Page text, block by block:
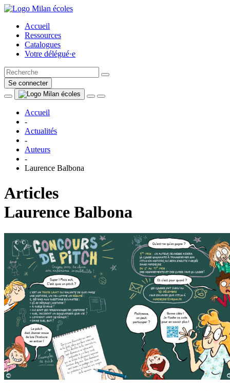
Accueil
Ressources
Catalogues
Votre délégué·e
Se connecter
Accueil
-
Actualités
-
Auteurs
-
Laurence Balbona
Articles
Laurence Balbona